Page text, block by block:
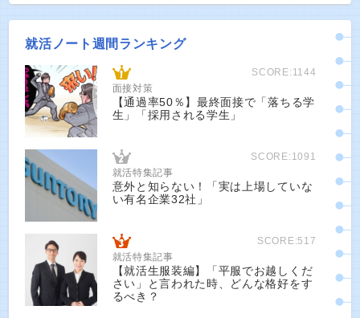
就活ノート週間ランキング
SCORE:1144
面接対策
【通過率50％】最終面接で「落ちる学
生」「採用される学生」
SCORE:1091
就活特集記事
意外と知らない！「実は上場していな
い有名企業32社」
SCORE:517
就活特集記事
【就活生服装編】「平服でお越しくだ
さい」と言われた時、どんな格好をす
るべき？